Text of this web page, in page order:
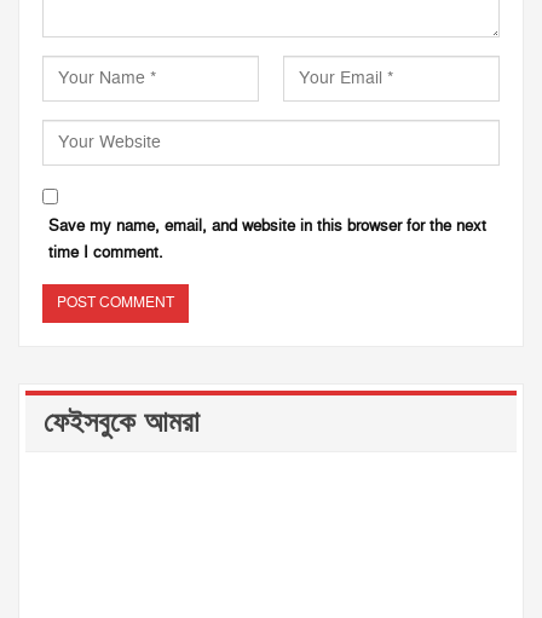
Save my name, email, and website in this browser for the next
time I comment.
ফেইসবুকে আমরা